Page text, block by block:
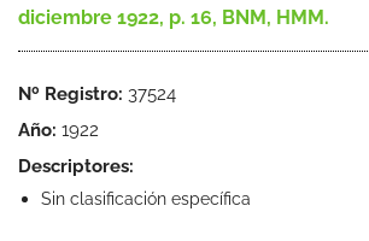
diciembre 1922, p. 16, BNM, HMM.
Nº Registro: 37524
Año: 1922
Descriptores:
Sin clasificación específica